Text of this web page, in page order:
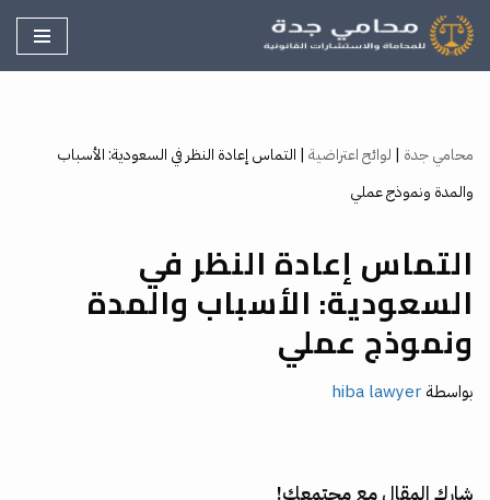
تخطى
محامي جدة | لوائح اعتراضية | التماس إعادة النظر في السعودية: الأسباب
والمدة ونموذج عملي
التماس إعادة النظر في
السعودية: الأسباب والمدة
ونموذج عملي
بواسطة hiba lawyer
شارك المقال مع مجتمعك!